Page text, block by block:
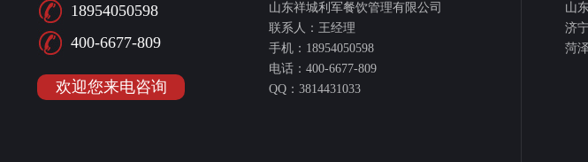
18954050598
400-6677-809
欢迎您来电咨询
山东祥城利军餐饮管理有限公司
联系人：王经理
手机：18954050598
电话：400-6677-809
QQ：3814431033
山
济
菏